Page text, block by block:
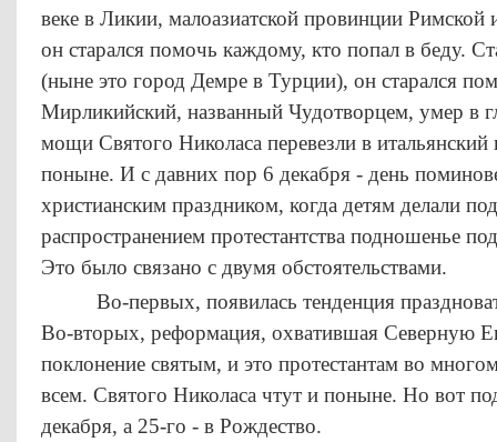
веке в Ликии, малоазиатской провинции
он старался помочь каждому, кто попал в беду.
(ныне это город Демре в Турции), он старался
Мирликийский, названный Чудотворцем, умер в
мощи Святого Николаса перевезли в итальянский
поныне. И с давних пор 6 декабря - день
христианским праздником, когда детям делали
распространением протестантства подношенье
Это было связано с двумя обстоятельствами.
Во-первых, появилась тенденция
Во-вторых, реформация, охватившая Северную
поклонение святым, и это протестантам во
всем. Святого Николаса чтут и поныне. Но вот
декабря, а 25-го - в Рождество.